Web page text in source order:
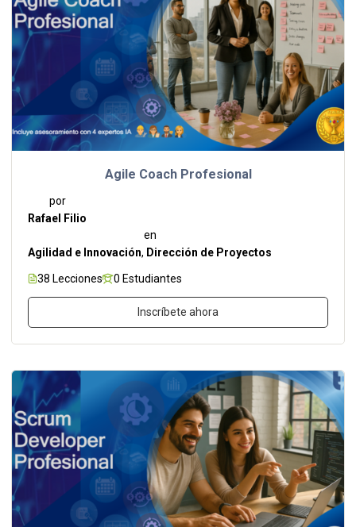
Agile Coach Profesional
por
Rafael Filio
en
Agilidad e Innovación, Dirección de Proyectos
38 Lecciones 0 Estudiantes
Inscríbete ahora